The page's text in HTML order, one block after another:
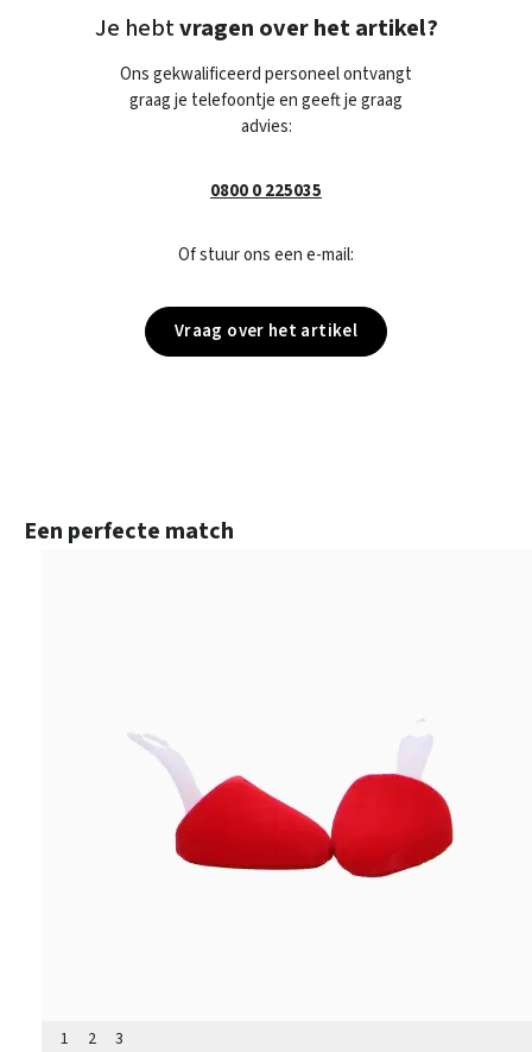
Je hebtvragen over het artikel?
Ons gekwalificeerd personeel ontvangt
graag je telefoontje en geeft je graag
advies:
0800 0 225035
Of stuur ons een e-mail:
Vraag over het artikel
Productgalerij overslaan
Een perfecte match
1 2 3